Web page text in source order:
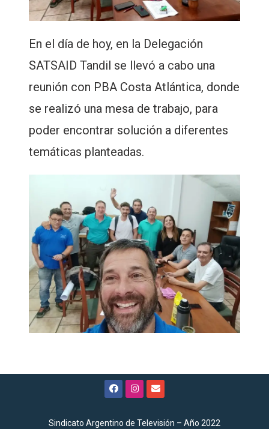
En el día de hoy, en la Delegación
SATSAID Tandil se llevó a cabo una
reunión con PBA Costa Atlántica, donde
se realizó una mesa de trabajo, para
poder encontrar solución a diferentes
temáticas planteadas.
Sindicato Argentino de Televisión – Año 2022